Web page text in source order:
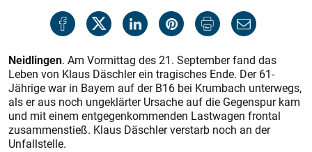
Neidlingen. Am Vormittag des 21. September fand das
Leben von Klaus Däschler ein tragisches Ende. Der 61-
Jährige war in Bayern auf der B16 bei Krumbach unterwegs,
als er aus noch ungeklärter Ursache auf die Gegenspur kam
und mit einem entgegenkommenden Lastwagen frontal
zusammenstieß. Klaus Däschler verstarb noch an der
Unfallstelle.